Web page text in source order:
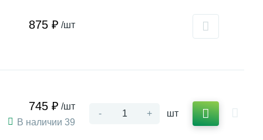
875 ₽ /шт
745 ₽ /шт
В наличии 39
- + шт